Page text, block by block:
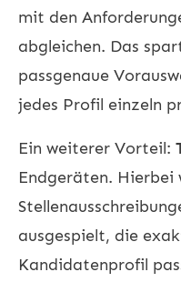
mit den
abgleichen. Das
passgenaue
jedes Profil einzeln
Ein weiterer Vorteil:
Endgeräten. Hierbei
ausgespielt, die
Kandidatenprofil